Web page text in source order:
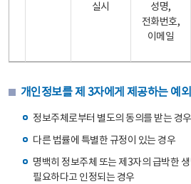
실시
성명,
전화번호,
이메일
개인정보를 제 3자에게 제공하는 예
정보주체로부터 별도의 동의를 받는 경우
다른 법률에 특별한 규정이 있는 경우
명백히 정보주체 또는 제3자의 급박한
필요하다고 인정되는 경우